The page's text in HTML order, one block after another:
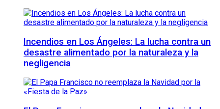
Incendios en Los Ángeles: La lucha contra un
desastre alimentado por la naturaleza y la
negligencia